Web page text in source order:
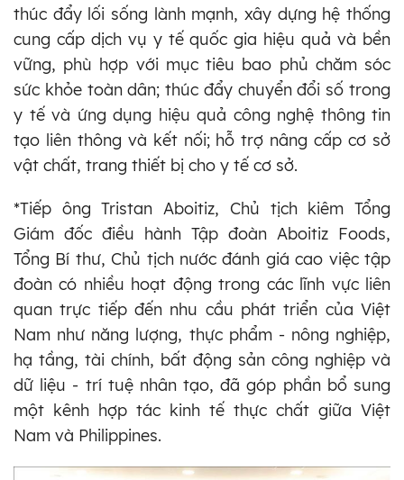
thúc đẩy lối sống lành mạnh, xây dựng hệ thống
cung cấp dịch vụ y tế quốc gia hiệu quả và bền
vững, phù hợp với mục tiêu bao phủ chăm sóc
sức khỏe toàn dân; thúc đẩy chuyển đổi số trong
y tế và ứng dụng hiệu quả công nghệ thông tin
tạo liên thông và kết nối; hỗ trợ nâng cấp cơ sở
vật chất, trang thiết bị cho y tế cơ sở.
*Tiếp ông Tristan Aboitiz, Chủ tịch kiêm Tổng
Giám đốc điều hành Tập đoàn Aboitiz Foods,
Tổng Bí thư, Chủ tịch nước đánh giá cao việc tập
đoàn có nhiều hoạt động trong các lĩnh vực liên
quan trực tiếp đến nhu cầu phát triển của Việt
Nam như năng lượng, thực phẩm - nông nghiệp,
hạ tầng, tài chính, bất động sản công nghiệp và
dữ liệu - trí tuệ nhân tạo, đã góp phần bổ sung
một kênh hợp tác kinh tế thực chất giữa Việt
Nam và Philippines.